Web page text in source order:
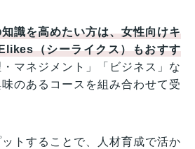
識を高めたい方は、女性向けキ
（シーライクス）もおすす
・マネジメント」「ビジネス」な
のあるコースを組み合わせて受
トすることで、人材育成で活か